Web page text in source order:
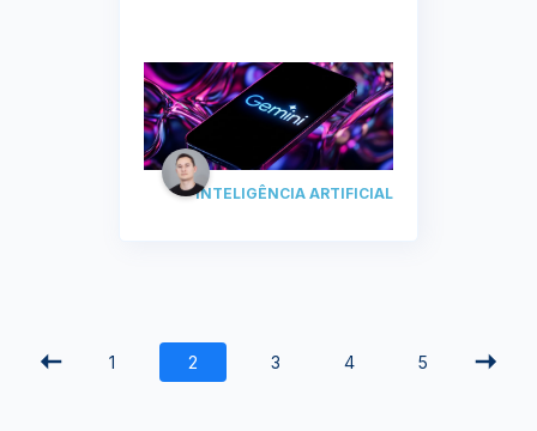
INTELIGÊNCIA ARTIFICIAL
1 2 3 4 5
Store